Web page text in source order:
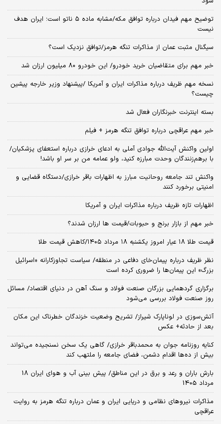
توضیح مهم فیدان درباره توافق مکه/مشابه ماده ۵ ناتو است؛ ایران هدف
نیست
سیگنال‌ مثبت عمان از مذاکرات تنگه هرمز/توافق نزدیک است؟
خبر مهم برای متقاضیان خرید خودرو/ این خودرو ۸۰ میلیون ارزان شد
نسخه‌ مهم ظریف درباره مذاکرات ایران و آمریکا /پیشنهاد وزیر خارجه پیشین
چیست؟
بسته اینترنت خبرنگاران فعال شد
خبر مهم عراقچی درباره توافق تنگه هرمز + فیلم
اولین واکنش آیت‌الله جوادی آملی به ادعای خرازی درباره استعفای پزشکیان/
با برهم‌زنندگان وحدت مبارزه کنید، ولو عمامه من بر سر او باشد!
واکنش تند جامعه روحانیت مبارز به اظهارات باقر خرازی/دستگاه قضایی و
امنیتی برخورد کنند
اظهارات تازه ظریف درباره مذاکرات ایران و آمریکا
خبر مهم از بازار برنج و حبوبات/قیمت ها ارزان شدند؟
قیمت طلا ۱۸ عیار امروز یکشنبه ۱۸ مرداد ۱۴۰۵/کاهش قیمت طلا
نظر ظریف درباره پیمان‌خای دفاعی در منطقه/ سیاست تجاوزکارانه «اسرائیل
بزرگ» این پیمان‌ها را ضروری کرده است
برگزاری گردهمایی بزرگان صنعت فولاد و سنگ آهن در دنیای اقتصاد/ مسائل
روز صنعت فولاد بررسی می‌شود
آتش‌سوزی در لوناپارک شیراز/ تشریح وضعیت خزندگان خطرناک این مکان
بعد از حادثه+ عکس
کنایه روزنامه جوان به محمدباقر خرازی/ گاهی یک سخن نسنجیده می‌تواند
بیش از ده‌ها اقدام دشمن، فضای جامعه را ملتهب کند
بارش باران و رعد و برق در این مناطق/ پیش بینی آب و هوای ایران 18
مرداد 1405
مذاکرات نیروهای نظامی و دریایی ایران و عمان درباره تنگه هرمز به روایت
عراقچی